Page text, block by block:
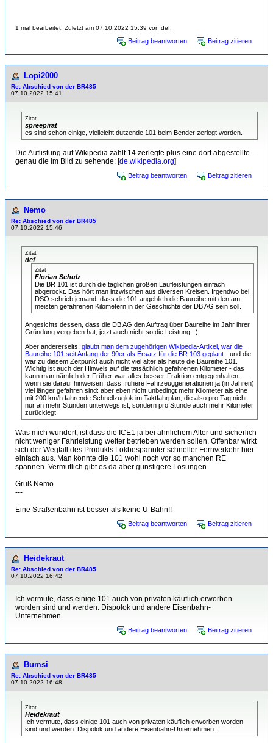
1 mal bearbeitet. Zuletzt am 07.10.2022 15:39 von def.
Beitrag beantworten Beitrag zitieren
Lopi2000
Re: Abschied von der BR485
07.10.2022 15:41
Zitat
spreepirat
es sind schon einige, vielleicht dutzende 101 beim Bender zerlegt worden.
Die Auflistung auf Wikipedia zählt 14 zerlegte plus eine dort abgestellte -
genau die im Bild zu sehende: [de.wikipedia.org]
Beitrag beantworten Beitrag zitieren
Nemo
Re: Abschied von der BR485
07.10.2022 15:46
Zitat
def
Zitat
Florian Schulz
Die BR 101 ist durch die täglichen großen Laufleistungen einfach
abgerockt. Das hört man inzwischen aus diversen Kreisen. Irgendwo bei
DSO schrieb jemand, dass die 101 angeblich die Baureihe mit den am
meisten gefahrenen Kilometern in der Geschichte der DB AG sein soll.
Angesichts dessen, dass die DB AG den Auftrag über Baureihe im Jahr ihrer
Gründung vergeben hat, jetzt auch nicht so die Leistung. :)
Aber andererseits: glaubt man dem zugehörigen Wikipedia-Artikel, war die
Baureihe 101 seit Anfang der 90er als Ersatz für die BR 103 geplant - und die
war zu diesem Zeitpunkt auch nicht viel älter als heute die Baureihe 101.
Wichtig ist auch der Hinweis auf die tatsächlich gefahrenen Kilometer - das
kann man nämlich der Früher-war-alles-besser-Fraktion entgegenhalten,
wenn sie darauf hinweisen, dass frühere Fahrzeuggenerationen ja (in Jahren)
viel länger gefahren sind: aber eben nicht unbedingt mehr Kilometer als eine
mit 200 km/h fahrende Schnellzuglok im Taktfahrplan, die also pro Tag nicht
nur an mehr Stunden unterwegs ist, sondern pro Stunde auch mehr Kilometer
zurücklegt.
Was mich wundert, ist dass die ICE1 ja bei ähnlichem Alter und sicherlich
nicht weniger Fahrleistung weiter betrieben werden sollen. Offenbar wirkt
sich der Wegfall des Produkts Lokbespannter schneller Fernverkehr hier
einfach aus. Man könnte die 101 wohl noch vor so manchen RE
spannen. Vermutlich gibt es da aber günstigere Lösungen.
Gruß Nemo
---
Eine Straßenbahn ist besser als keine U-Bahn!!
Beitrag beantworten Beitrag zitieren
Heidekraut
Re: Abschied von der BR485
07.10.2022 16:42
Ich vermute, dass einige 101 auch von privaten käuflich erworben
worden sind und werden. Dispolok und andere Eisenbahn-
Unternehmen.
Beitrag beantworten Beitrag zitieren
Bumsi
Re: Abschied von der BR485
07.10.2022 16:48
Zitat
Heidekraut
Ich vermute, dass einige 101 auch von privaten käuflich erworben worden
sind und werden. Dispolok und andere Eisenbahn-Unternehmen.